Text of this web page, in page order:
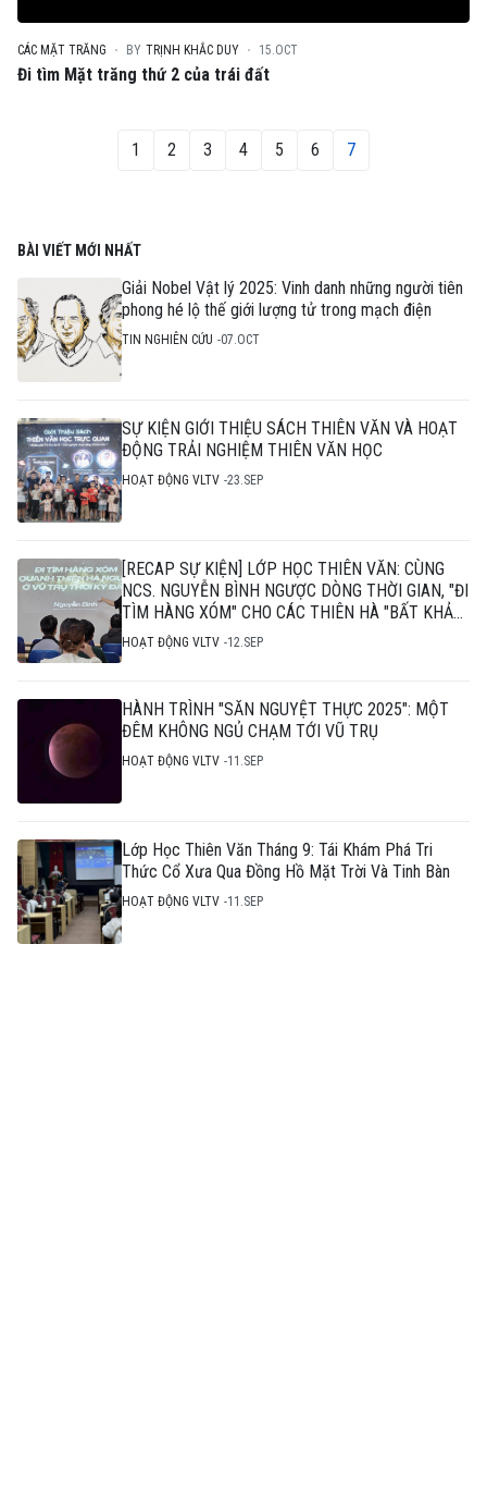
CÁC MẶT TRĂNG BY TRỊNH KHẮC DUY 15.OCT
Đi tìm Mặt trăng thứ 2 của trái đất
1 2 3 4 5 6 7
BÀI VIẾT MỚI NHẤT
Giải Nobel Vật lý 2025: Vinh danh những người tiên
phong hé lộ thế giới lượng tử trong mạch điện
TIN NGHIÊN CỨU 07.OCT
SỰ KIỆN GIỚI THIỆU SÁCH THIÊN VĂN VÀ HOẠT
ĐỘNG TRẢI NGHIỆM THIÊN VĂN HỌC
HOẠT ĐỘNG VLTV 23.SEP
[RECAP SỰ KIỆN] LỚP HỌC THIÊN VĂN: CÙNG
NCS. NGUYỄN BÌNH NGƯỢC DÒNG THỜI GIAN, "ĐI
TÌM HÀNG XÓM" CHO CÁC THIÊN HÀ "BẤT KHẢ
THI"
HOẠT ĐỘNG VLTV 12.SEP
HÀNH TRÌNH "SĂN NGUYỆT THỰC 2025": MỘT
ĐÊM KHÔNG NGỦ CHẠM TỚI VŨ TRỤ
HOẠT ĐỘNG VLTV 11.SEP
Lớp Học Thiên Văn Tháng 9: Tái Khám Phá Tri
Thức Cổ Xưa Qua Đồng Hồ Mặt Trời Và Tinh Bàn
HOẠT ĐỘNG VLTV 11.SEP